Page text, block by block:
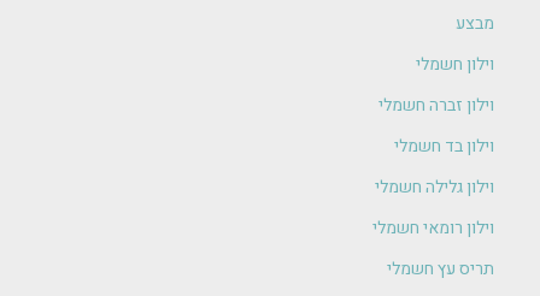
מבצע
וילון חשמלי
וילון זברה חשמלי
וילון בד חשמלי
וילון גלילה חשמלי
וילון רומאי חשמלי
תריס עץ חשמלי